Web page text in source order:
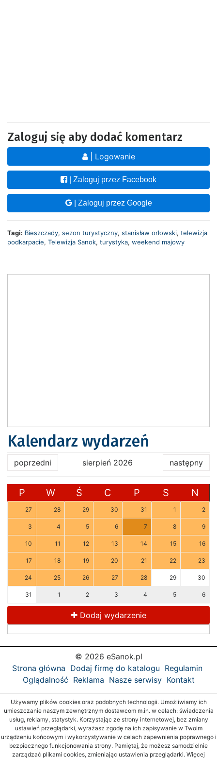
Zaloguj się aby dodać komentarz
| Logowanie
| Zaloguj przez Facebook
| Zaloguj przez Google
Tagi: Bieszczady, sezon turystyczny, stanisław orłowski, telewizja
podkarpacie, Telewizja Sanok, turystyka, weekend majowy
Kalendarz wydarzeń
poprzedni sierpień 2026 następny
P W Ś C P S N
27 28 29 30 31 1 2
3 4 5 6 7 8 9
10 11 12 13 14 15 16
17 18 19 20 21 22 23
24 25 26 27 28 29 30
31 1 2 3 4 5 6
Dodaj wydarzenie
© 2026 eSanok.pl
Strona główna Dodaj firmę do katalogu Regulamin
Oglądalność Reklama Nasze serwisy Kontakt
Używamy plików cookies oraz podobnych technologii. Umożliwiamy ich
umieszczanie naszym zewnętrznym dostawcom m.in. w celach: świadczenia
usług, reklamy, statystyk. Korzystając ze strony internetowej, bez zmiany
ustawień przeglądarki, wyrażasz zgodę na ich zapisywanie w Twoim
urządzeniu końcowym i wykorzystywanie w celach zapewnienia poprawnego i
bezpiecznego funkcjonowania strony. Pamiętaj, że możesz samodzielnie
zarządzać plikami cookies, zmieniając ustawienia przeglądarki. Więcej